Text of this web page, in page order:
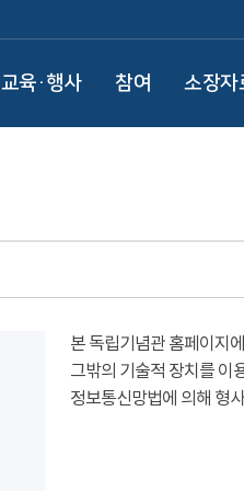
교육·행사 참여 소장자
본 독립기념관 홈페이지
그밖의 기술적 장치를 이
정보통신망법에 의해 형